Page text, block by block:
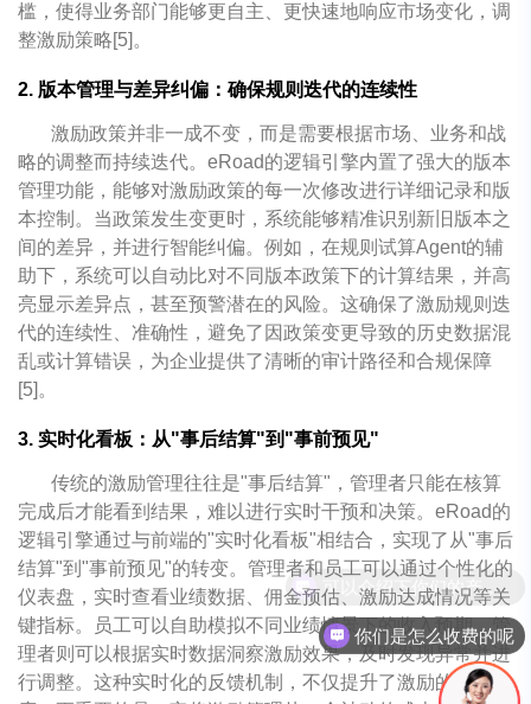
槛，使得业务部门能够更自主、更快速地响应市场变化，调
整激励策略[5]。
2. 版本管理与差异纠偏：确保规则迭代的连续性
激励政策并非一成不变，而是需要根据市场、业务和战
略的调整而持续迭代。eRoad的逻辑引擎内置了强大的版本
管理功能，能够对激励政策的每一次修改进行详细记录和版
本控制。当政策发生变更时，系统能够精准识别新旧版本之
间的差异，并进行智能纠偏。例如，在规则试算Agent的辅
助下，系统可以自动比对不同版本政策下的计算结果，并高
亮显示差异点，甚至预警潜在的风险。这确保了激励规则迭
代的连续性、准确性，避免了因政策变更导致的历史数据混
乱或计算错误，为企业提供了清晰的审计路径和合规保障
[5]。
3. 实时化看板：从"事后结算"到"事前预见"
传统的激励管理往往是"事后结算"，管理者只能在核算
完成后才能看到结果，难以进行实时干预和决策。eRoad的
逻辑引擎通过与前端的"实时化看板"相结合，实现了从"事后
结算"到"事前预见"的转变。管理者和员工可以通过个性化的
仪表盘，实时查看业绩数据、佣金预估、激励达成情况等关
键指标。员工可以自助模拟不同业绩情景下的收入预期，管
理者则可以根据实时数据洞察激励效果，及时发现异常并进
行调整。这种实时化的反馈机制，不仅提升了激励的透明
你们是怎么收费的呢